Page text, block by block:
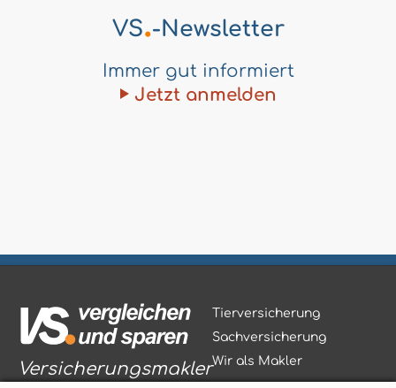
VS.-Newsletter
Immer gut informiert
Jetzt anmelden
Versicherungsmakler
Tierversicherung
Sachversicherung
Wir als Makler